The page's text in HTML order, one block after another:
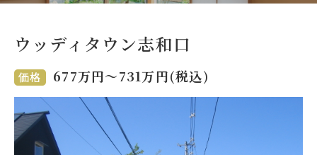
ウッディタウン志和口
価格 677万円〜731万円(税込)